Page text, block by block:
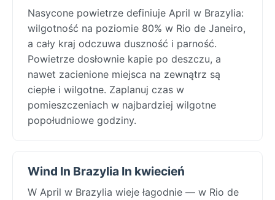
Nasycone powietrze definiuje April w Brazylia:
wilgotność na poziomie 80% w Rio de Janeiro,
a cały kraj odczuwa duszność i parność.
Powietrze dosłownie kapie po deszczu, a
nawet zacienione miejsca na zewnątrz są
ciepłe i wilgotne. Zaplanuj czas w
pomieszczeniach w najbardziej wilgotne
popołudniowe godziny.
Wind In Brazylia In kwiecień
W April w Brazylia wieje łagodnie — w Rio de